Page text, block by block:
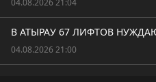
04.08.2026 21:04
В АТЫРАУ 67 ЛИФТОВ
04.08.2026 21:00